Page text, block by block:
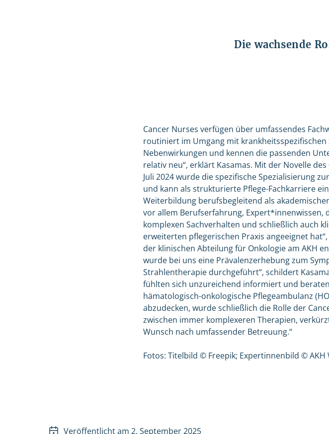
Die wachsende
Cancer Nurses verfügen über umfassendes
routiniert im Umgang mit
Nebenwirkungen und kennen die passenden
relativ neu“, erklärt Kasamas. Mit der Novelle
Juli 2024 wurde die spezifische Spezialisierung
und kann als strukturierte Pflege-Fachkarriere
Weiterbildung berufsbegleitend als
vor allem Berufserfahrung, Expert*innenwissen,
komplexen Sachverhalten und schließlich auch
erweiterten pflegerischen Praxis angeeignet
der klinischen Abteilung für Onkologie am AKH
wurde bei uns eine Prävalenzerhebung zum
Strahlentherapie durchgeführt“, schildert
fühlten sich unzureichend informiert und
hämatologisch-onkologische Pflegeambulanz
abzudecken, wurde schließlich die Rolle der
zwischen immer komplexeren Therapien,
Wunsch nach umfassender Betreuung.“
Fotos: Titelbild © Freepik; Expertinnenbild © AKH
Veröffentlicht am 2. September 2025